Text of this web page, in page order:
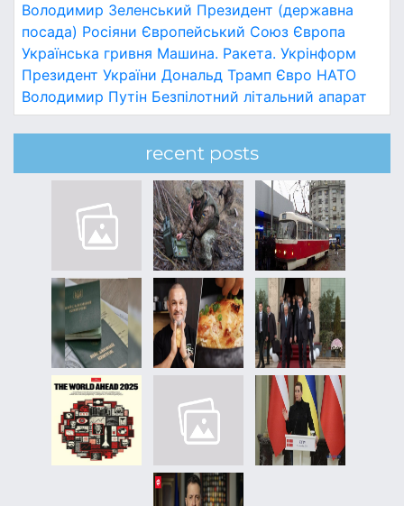
Володимир Зеленський Президент (державна
посада) Росіяни Європейський Союз Європа
Українська гривня Машина. Ракета. Укрінформ
Президент України Дональд Трамп Євро НАТО
Володимир Путін Безпілотний літальний апарат
recent posts